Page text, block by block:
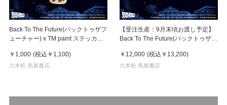
Back To The Future(バックトゥザフ
ューチャー) x TM paint ステッカー
￥1,000 (税込 ￥1,100)
六本松 蔦屋書店
【受注生産：9月末頃お渡し予定】
Back To The Future(バックトゥザフ
Marty & Doc(マーティ＆ドク)
￥12,000 (税込 ￥13,200)
六本松 蔦屋書店